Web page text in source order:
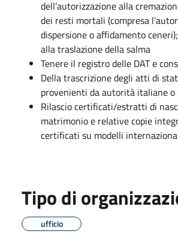
dell’autorizzazione alla
dei resti mortali (compresa
dispersione o affidamento
alla traslazione della salma
Tenere il registro delle DAT e
Della trascrizione degli atti di
provenienti da autorità italiane o
Rilascio certificati/estratti di
matrimonio e relative copie
certificati su modelli
Tipo di
ufficio